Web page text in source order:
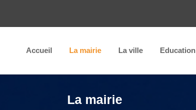
Accueil La mairie La ville
La mairie